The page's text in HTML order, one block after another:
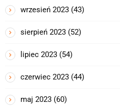
wrzesień 2023 (43)
sierpień 2023 (52)
lipiec 2023 (54)
czerwiec 2023 (44)
maj 2023 (60)